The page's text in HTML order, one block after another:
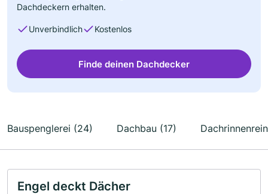
Dachdeckern erhalten.
Unverbindlich Kostenlos
Finde deinen Dachdecker
Bauspenglerei (24) Dachbau (17)
Engel deckt Dächer